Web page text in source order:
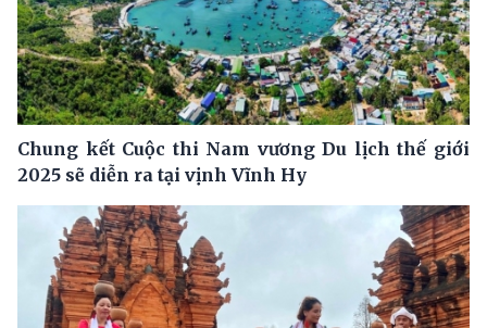
Chung kết Cuộc thi Nam vương Du lịch thế giới
2025 sẽ diễn ra tại vịnh Vĩnh Hy